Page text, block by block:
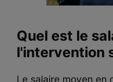
Quel est le
l'intervention
Le salaire moyen en